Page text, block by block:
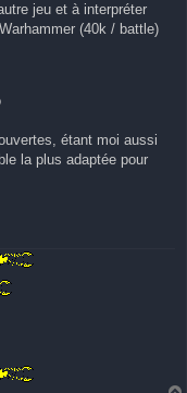
jeu et à interpréter
(40k / battle)
étant moi aussi
la plus adaptée pour